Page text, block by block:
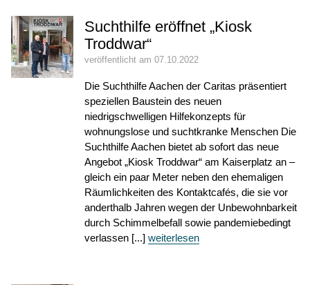
Suchthilfe eröffnet „Kiosk
Troddwar“
veröffentlicht am 07.10.2022
Die Suchthilfe Aachen der Caritas präsentiert
speziellen Baustein des neuen
niedrigschwelligen Hilfekonzepts für
wohnungslose und suchtkranke Menschen Die
Suchthilfe Aachen bietet ab sofort das neue
Angebot „Kiosk Troddwar“ am Kaiserplatz an –
gleich ein paar Meter neben den ehemaligen
Räumlichkeiten des Kontaktcafés, die sie vor
anderthalb Jahren wegen der Unbewohnbarkeit
durch Schimmelbefall sowie pandemiebedingt
verlassen [...] weiterlesen